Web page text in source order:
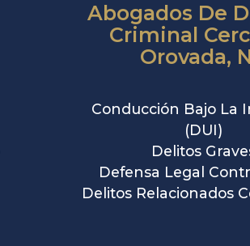
Abogados De
Criminal
Orovada,
Conducción Bajo La
(DUI)
Delitos
Defensa Legal
Delitos Relacionados